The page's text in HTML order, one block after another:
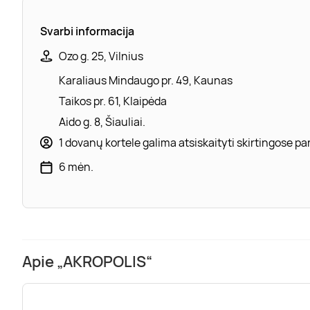
Svarbi informacija
Ozo g. 25, Vilnius
Karaliaus Mindaugo pr. 49, Kaunas
Taikos pr. 61, Klaipėda
Aido g. 8, Šiauliai.
1 dovanų kortele galima atsiskaityti skirtingose
6 mėn.
Apie „AKROPOLIS“